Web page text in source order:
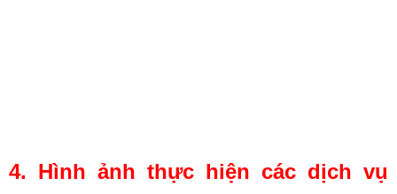
4. Hình ảnh thực hiện các dịch vụ